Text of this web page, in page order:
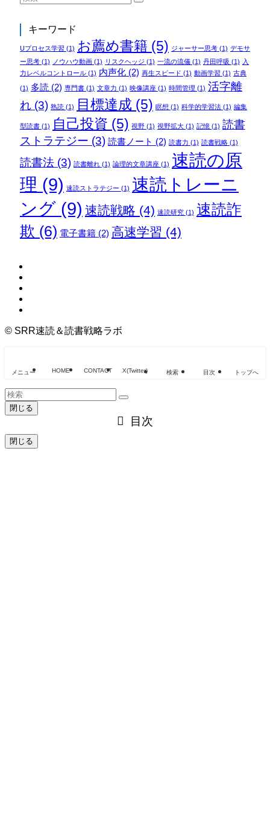
キーワード
Uプロセス学習 (1) お薦め書籍 (5) ジャーサー思考(1) デモサ
ー思考(1) ノウハウ動画(1) リスクヘッジ (1) 一流の流儀(1) 丹田呼吸 (1) 入
力レベルコントロール(1) 内声化(2) 再生スピード (1) 動画学習 (1) 古典
(1) 多読 (2) 専門書(1) 文章力 (1) 映像講座(1) 時間管理 (1) 活字離
れ(3) 熟読(1) 目標達成 (5) 瞑想 (1) 科学的学習法(1) 編集
型読書(1) 自己投資 (5) 視野(1) 視野拡大(1) 記憶(1) 読書
ストラテジー (3) 読書ノート (2) 読書力 (1) 読書戦略(1)
読書法(3) 読書離れ(1) 論理的文章講座(1) 速読の原
理 (9) 速読ストラテジー (1) 速読トレーニ
ング(9) 速読戦略 (4) 速読研究(1) 速読詐
欺 (6) 電子書籍(2) 高速学習 (4)
© SRR速読＆読書戦略ラボ
メニュー HOME CONTACT X(Twitter) 検索 目次 トップへ
閉じる
目次
閉じる